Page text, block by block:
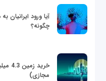
آیا ورود
چگونه؟
مجازی)